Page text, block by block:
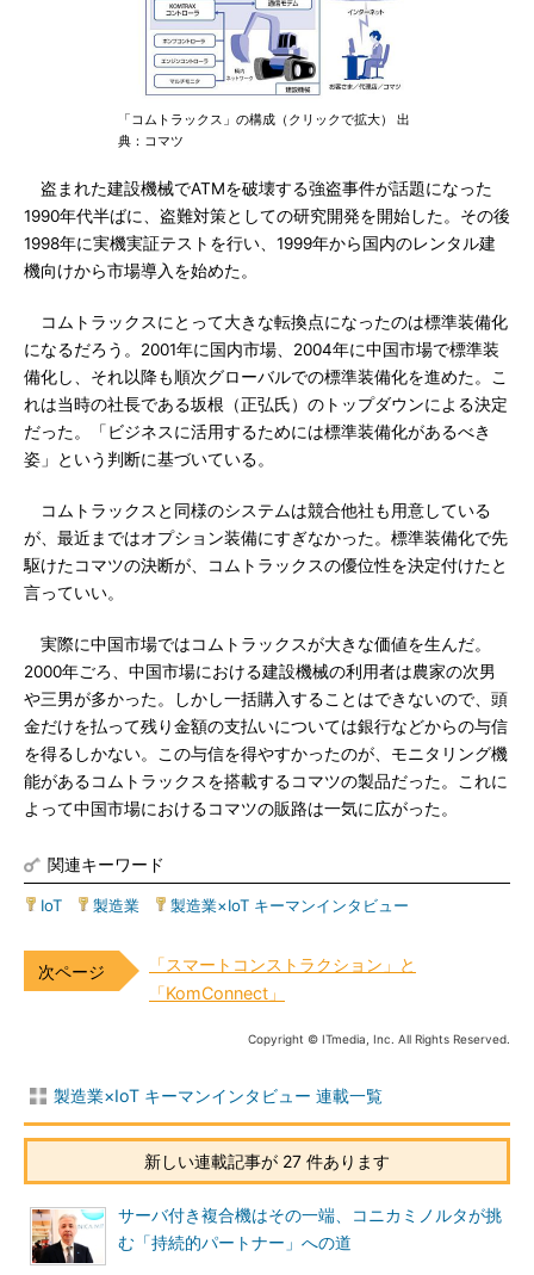
「コムトラックス」の構成（クリックで拡大） 出
典：コマツ
盗まれた建設機械でATMを破壊する強盗事件が話題になった
1990年代半ばに、盗難対策としての研究開発を開始した。その後
1998年に実機実証テストを行い、1999年から国内のレンタル建
機向けから市場導入を始めた。
コムトラックスにとって大きな転換点になったのは標準装備化
になるだろう。2001年に国内市場、2004年に中国市場で標準装
備化し、それ以降も順次グローバルでの標準装備化を進めた。こ
れは当時の社長である坂根（正弘氏）のトップダウンによる決定
だった。「ビジネスに活用するためには標準装備化があるべき
姿」という判断に基づいている。
コムトラックスと同様のシステムは競合他社も用意している
が、最近まではオプション装備にすぎなかった。標準装備化で先
駆けたコマツの決断が、コムトラックスの優位性を決定付けたと
言っていい。
実際に中国市場ではコムトラックスが大きな価値を生んだ。
2000年ごろ、中国市場における建設機械の利用者は農家の次男
や三男が多かった。しかし一括購入することはできないので、頭
金だけを払って残り金額の支払いについては銀行などからの与信
を得るしかない。この与信を得やすかったのが、モニタリング機
能があるコムトラックスを搭載するコマツの製品だった。これに
よって中国市場におけるコマツの販路は一気に広がった。
関連キーワード
IoT 製造業 製造業×IoT キーマンインタビュー
「スマートコンストラクション」と
「KomConnect」
Copyright © ITmedia, Inc. All Rights Reserved.
製造業×IoT キーマンインタビュー 連載一覧
新しい連載記事が 27 件あります
サーバ付き複合機はその一端、コニカミノルタが挑
む「持続的パートナー」への道